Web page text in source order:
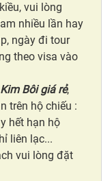
vui lòng
nhiều lần hay
ngày đi tour
theo visa vào
Bôi giá rẻ,
trên hộ chiếu :
hết hạn hộ
liên lạc...
vui lòng đặt